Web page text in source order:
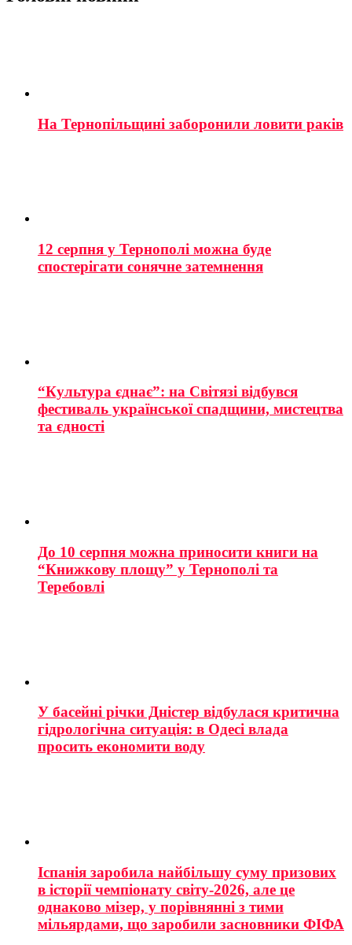
На Тернопільщині заборонили ловити раків
12 серпня у Тернополі можна буде
спостерігати сонячне затемнення
“Культура єднає”: на Світязі відбувся
фестиваль української спадщини, мистецтва
та єдності
До 10 серпня можна приносити книги на
“Книжкову площу” у Тернополі та
Теребовлі
У басейні річки Дністер відбулася критична
гідрологічна ситуація: в Одесі влада
просить економити воду
Іспанія заробила найбільшу суму призових
в історії чемпіонату світу-2026, але це
однаково мізер, у порівнянні з тими
мільярдами, що заробили засновники ФІФА